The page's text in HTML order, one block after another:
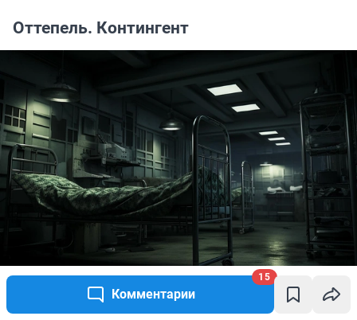
Комментарии
15
Оттепель. Контингент
Евгения Бикунова / Городские порталы